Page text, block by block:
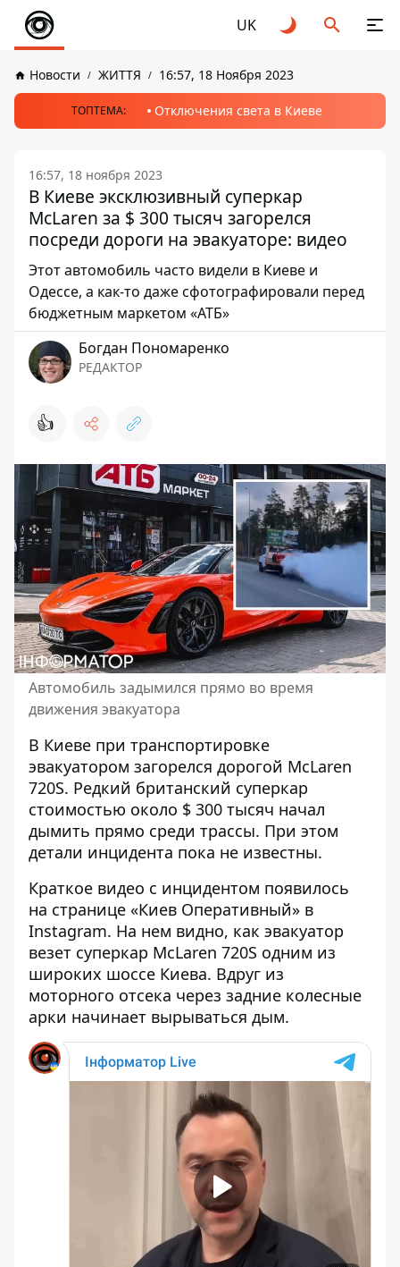
UK
Новости ЖИТТЯ 16:57, 18 Ноября 2023
ТОПТЕМА: Отключения света в Киеве
16:57, 18 ноября 2023
В Киеве эксклюзивный суперкар
McLaren за $ 300 тысяч загорелся
посреди дороги на эвакуаторе: видео
Этот автомобиль часто видели в Киеве и
Одессе, а как-то даже сфотографировали перед
бюджетным маркетом «АТБ»
Богдан Пономаренко
РЕДАКТОР
👍
Автомобиль задымился прямо во время
движения эвакуатора
В Киеве при транспортировке
эвакуатором загорелся дорогой McLaren
720S. Редкий британский суперкар
стоимостью около $ 300 тысяч начал
дымить прямо среди трассы. При этом
детали инцидента пока не известны.
Краткое видео с инцидентом появилось
на странице «Киев Оперативный» в
Instagram. На нем видно, как эвакуатор
везет суперкар McLaren 720S одним из
широких шоссе Киева. Вдруг из
моторного отсека через задние колесные
арки начинает вырываться дым.